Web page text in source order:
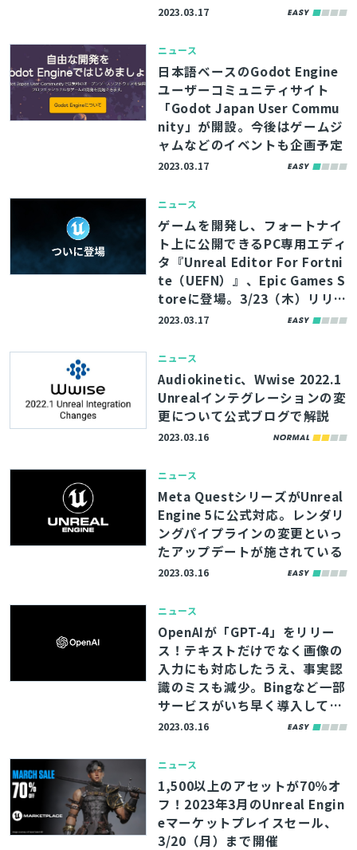
足・解説を加える
2023.03.17
ニュース
日本語ベースのGodot Engine
ユーザーコミュニティサイト
「Godot Japan User Commu
nity」が開設。今後はゲームジ
ャムなどのイベントも企画予定
2023.03.17
ニュース
ゲームを開発し、フォートナイ
ト上に公開できるPC専用エディ
タ『Unreal Editor For Fortni
te（UEFN）』、Epic Games S
toreに登場。3/23（木）リリー
ス予定
2023.03.17
ニュース
Audiokinetic、Wwise 2022.1
Unrealインテグレーションの変
更について公式ブログで解説
2023.03.16
ニュース
Meta QuestシリーズがUnreal
Engine 5に公式対応。レンダリ
ングパイプラインの変更といっ
たアップデートが施されている
2023.03.16
ニュース
OpenAIが「GPT-4」をリリー
ス！テキストだけでなく画像の
入力にも対応したうえ、事実認
識のミスも減少。Bingなど一部
サービスがいち早く導入してい
る
2023.03.16
ニュース
1,500以上のアセットが70％オ
フ！2023年3月のUnreal Engin
eマーケットプレイスセール、
3/20（月）まで開催